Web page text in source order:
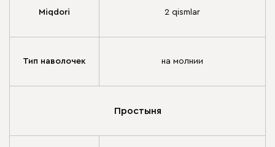
Miqdori 2 qismlar
Тип наволочек на молнии
Простыня